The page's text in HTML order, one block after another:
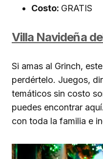
Costo: GRATIS
Villa Navideña
Si amas al Grinch,
perdértelo. Juegos,
temáticos sin costo
puedes encontrar
con toda la familia e